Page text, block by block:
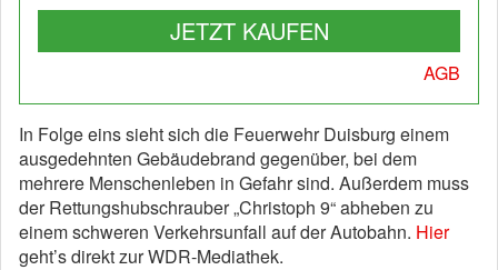
JETZT KAUFEN
AGB
In Folge eins sieht sich die Feuerwehr Duisburg einem
ausgedehnten Gebäudebrand gegenüber, bei dem
mehrere Menschenleben in Gefahr sind. Außerdem muss
der Rettungshubschrauber „Christoph 9“ abheben zu
einem schweren Verkehrsunfall auf der Autobahn. Hier
geht’s direkt zur WDR-Mediathek.